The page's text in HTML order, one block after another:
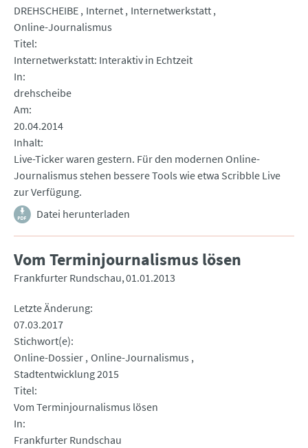
DREHSCHEIBE Internet Internetwerkstatt
Online-Journalismus
Titel
Internetwerkstatt: Interaktiv in Echtzeit
In
drehscheibe
Am
20.04.2014
Inhalt
Live-Ticker waren gestern. Für den modernen Online-
Journalismus stehen bessere Tools wie etwa Scribble Live
zur Verfügung.
Datei herunterladen
Vom Terminjournalismus lösen
Frankfurter Rundschau 01.01.2013
Letzte Änderung
07.03.2017
Stichwort(e)
Online-Dossier Online-Journalismus
Stadtentwicklung 2015
Titel
Vom Terminjournalismus lösen
In
Frankfurter Rundschau